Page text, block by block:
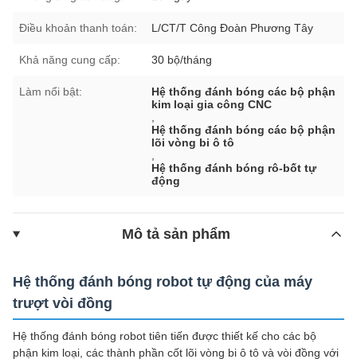
Điều khoản thanh toán: L/CT/T Công Đoàn Phương Tây
Khả năng cung cấp: 30 bộ/tháng
Làm nổi bật:
Hệ thống đánh bóng các bộ phận
kim loại gia công CNC
Hệ thống đánh bóng các bộ phận
lõi vòng bi ô tô
Hệ thống đánh bóng rô-bốt tự
động
Mô tả sản phẩm
Hệ thống đánh bóng robot tự động của máy
trượt vòi đồng
Hệ thống đánh bóng robot tiên tiến được thiết kế cho các bộ
phận kim loại, các thành phần cốt lõi vòng bi ô tô và vòi đồng với